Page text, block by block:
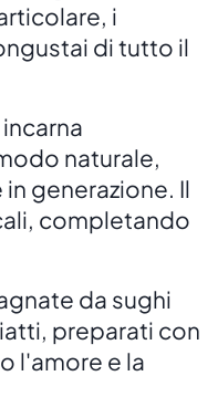
i
di tutto il
naturale,
generazione. Il
completando
da sughi
preparati con
l'amore e la